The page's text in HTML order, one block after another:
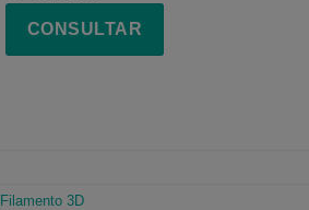
CONSULTAR
Filamento 3D